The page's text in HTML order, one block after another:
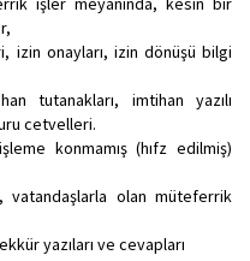
onayları, izin dönüşü bilgi
tutanakları, imtihan yazılı
cetvelleri.
konmamış (hıfz edilmiş)
vatandaşlarla olan müteferrik
yazıları ve cevapları